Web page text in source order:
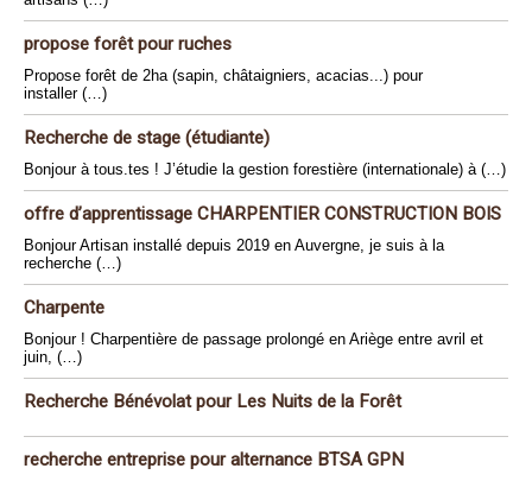
propose forêt pour ruches
Propose forêt de 2ha (sapin, châtaigniers, acacias...) pour
installer (…)
Recherche de stage (étudiante)
Bonjour à tous.tes ! J’étudie la gestion forestière (internationale) à (…)
offre d’apprentissage CHARPENTIER CONSTRUCTION BOIS
Bonjour Artisan installé depuis 2019 en Auvergne, je suis à la
recherche (…)
Charpente
Bonjour ! Charpentière de passage prolongé en Ariège entre avril et
juin, (…)
Recherche Bénévolat pour Les Nuits de la Forêt
recherche entreprise pour alternance BTSA GPN